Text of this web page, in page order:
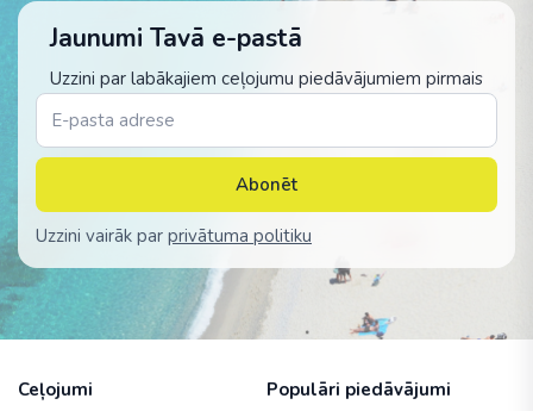
Jaunumi Tavā e-pastā
Uzzini par labākajiem ceļojumu piedāvājumiem pirmais
Abonēt
Uzzini vairāk par privātuma politiku
Ceļojumi
Populāri piedāvājumi